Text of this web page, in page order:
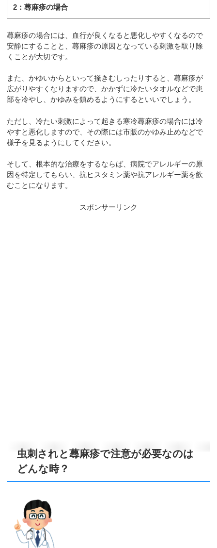
2：蕁麻疹の場合
蕁麻疹の場合には、血行が良くなると悪化しやすくなるので
安静にすることと、蕁麻疹の原因となっている刺激を取り除
くことが大切です。
また、かゆいからといって掻きむしったりすると、蕁麻疹が
広がりやすくなりますので、かかずに冷たいタオルなどで患
部を冷やし、かゆみを鎮めるようにするといいでしょう。
ただし、冷たい刺激によって起きる寒冷蕁麻疹の場合には冷
やすと悪化しますので、その際には市販のかゆみ止めなどで
様子を見るようにしてください。
そして、根本的な治療をするならば、病院でアレルギーの原
因を特定してもらい、抗ヒスタミン薬や抗アレルギー薬を飲
むことになります。
スポンサーリンク
虫刺されと蕁麻疹で注意が必要なのは
どんな時？